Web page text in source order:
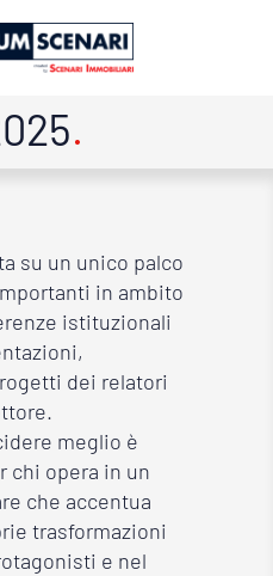
su un unico palco
in ambito
istituzionali
dei relatori
meglio è
chi opera in un
che accentua
trasformazioni
e nel